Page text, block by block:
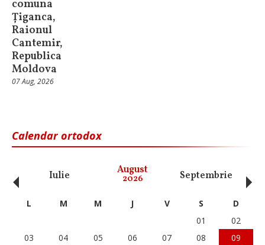
comuna
Țiganca,
Raionul
Cantemir,
Republica
Moldova
07 Aug, 2026
Calendar ortodox
Iulie August
2026 Septembrie
‹ L M M J V S
D
01
02
03
04 05 06 07 08 09